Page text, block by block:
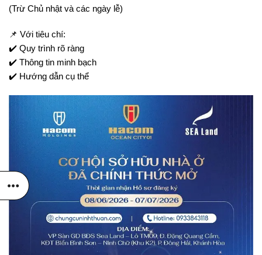
(Trừ Chủ nhật và các ngày lễ)
📌 Với tiêu chí:
✔️ Quy trình rõ ràng
✔️ Thông tin minh bạch
✔️ Hướng dẫn cụ thể